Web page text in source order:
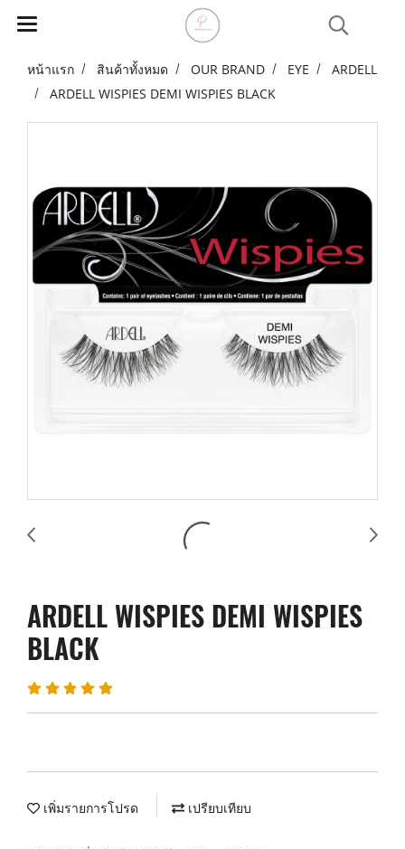
หน้าแรก สินค้าทั้งหมด OUR BRAND EYE
ARDELL
ARDELL WISPIES DEMI WISPIES BLACK
ARDELL WISPIES DEMI WISPIES
BLACK
เพิ่มรายการโปรด เปรียบเทียบ